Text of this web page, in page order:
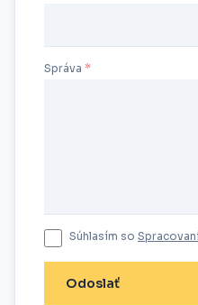
Správa
Súhlasím so
Odoslať